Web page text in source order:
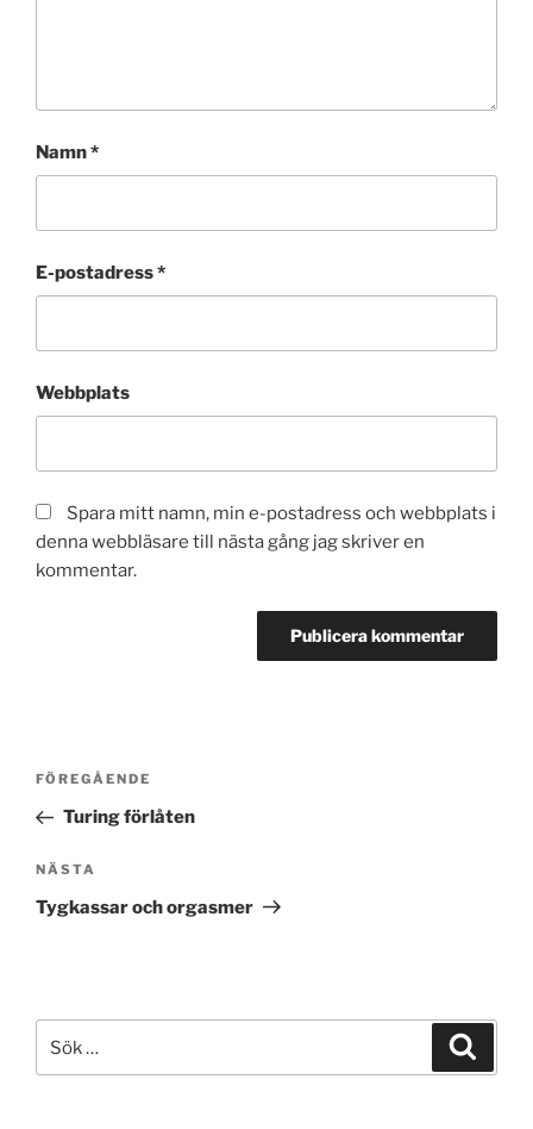
Namn*
E-postadress*
Webbplats
Spara mitt namn, min e-postadress och webbplats i
denna webbläsare till nästa gång jag skriver en
kommentar.
Inläggsnavigering
Föregående
inlägg
FÖREGÅENDE
Turing förlåten
Nästa
inlägg
NÄSTA
Tygkassar och orgasmer
efter: